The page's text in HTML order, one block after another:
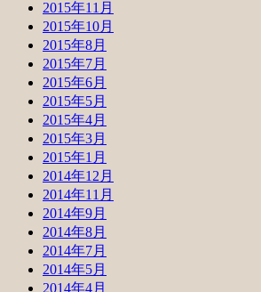
2015年11月
2015年10月
2015年8月
2015年7月
2015年6月
2015年5月
2015年4月
2015年3月
2015年1月
2014年12月
2014年11月
2014年9月
2014年8月
2014年7月
2014年5月
2014年4月